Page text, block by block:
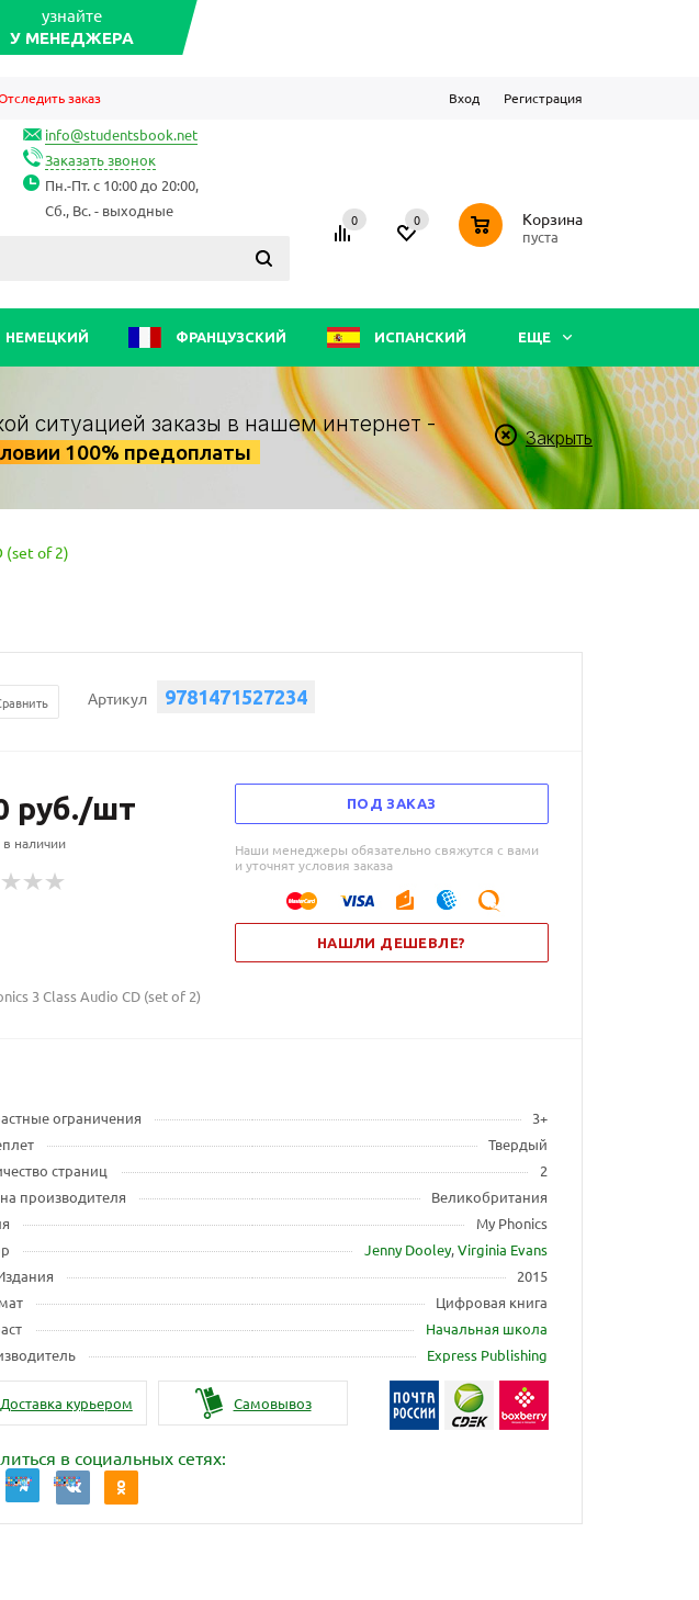
узнайте
У МЕНЕДЖЕРА
заказ Вход Регистрация
info@studentsbook.net
Заказать звонок
Пн.-Пт. с 10:00 до 20:00,
Сб., Вс. - выходные
0 0 0 Корзина
пуста
НЕМЕЦКИЙ ФРАНЦУЗСКИЙ ИСПАНСКИЙ ЕЩЕ
ситуацией заказы в нашем интернет -
100% предоплаты
Закрыть
(set of 2)
Артикул 9781471527234
руб./шт
в наличии
ПОД ЗАКАЗ
Наши менеджеры обязательно свяжутся с вами
и уточнят условия заказа
НАШЛИ ДЕШЕВЛЕ?
3 Class Audio CD (set of 2)
ограничения
3+
Твердый
страниц
2
производителя
Великобритания
My Phonics
Jenny Dooley,Virginia Evans
2015
Цифровая книга
Начальная школа
Express Publishing
Доставка курьером Самовывоз
в социальных сетях: